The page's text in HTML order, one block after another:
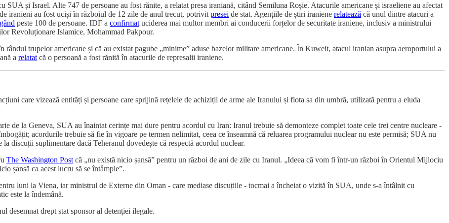
și Israel. Alte 747 de persoane au fost rănite, a relatat presa iraniană, citând Semiluna Roșie. Atacurile americane și israeliene au afectat
iranieni au fost uciși în războiul de 12 zile de anul trecut, potrivit presei de stat. Agențiile de știri iraniene relatează că unul dintre atacuri a
peste 100 de persoane. IDF a confirmat uciderea mai multor membri ai conducerii forțelor de securitate iraniene, inclusiv a ministrului
Revoluționare Islamice, Mohammad Pakpour.
rândul trupelor americane și că au existat pagube „minime” aduse bazelor militare americane. În Kuweit, atacul iranian asupra aeroportului a
a relatat că o persoană a fost rănită în atacurile de represalii iraniene.
care vizează entități și persoane care sprijină rețelele de achiziții de arme ale Iranului și flota sa din umbră, utilizată pentru a eluda
de la Geneva, SUA au înaintat cerințe mai dure pentru acordul cu Iran: Iranul trebuie să demonteze complet toate cele trei centre nucleare -
acordurile trebuie să fie în vigoare pe termen nelimitat, ceea ce înseamnă că reluarea programului nuclear nu este permisă; SUA nu
discuții suplimentare dacă Teheranul dovedește că respectă acordul nuclear.
The Washington Post că „nu există nicio șansă” pentru un război de ani de zile cu Iranul. „Ideea că vom fi într-un război în Orientul Mijlociu
șansă ca acest lucru să se întâmple”.
luni la Viena, iar ministrul de Externe din Oman - care mediase discuțiile - tocmai a încheiat o vizită în SUA, unde s-a întâlnit cu
este la îndemână.
desemnat drept stat sponsor al detenției ilegale.